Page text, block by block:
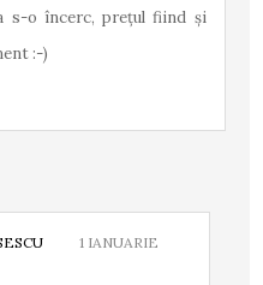
s-o încerc, preţul fiind şi
:-)
1 IANUARIE